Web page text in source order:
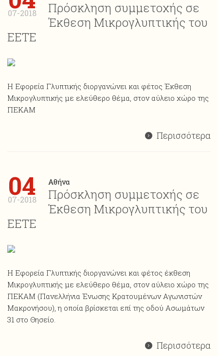
07-2018
Πρόσκληση συμμετοχής σε
Έκθεση Μικρογλυπτικής του
ΕΕΤΕ
Η Εφορεία Γλυπτικής διοργανώνει και φέτος Έκθεση
Mικρογλυπτικής με ελεύθερο θέμα, στον αύλειο χώρο της
ΠΕΚΑΜ
Περισσότερα
04
07-2018
Αθήνα
Πρόσκληση συμμετοχής σε
Έκθεση Μικρογλυπτικής του
ΕΕΤΕ
Η Εφορεία Γλυπτικής διοργανώνει και φέτος έκθεση
Mικρογλυπτικής με ελεύθερο θέμα, στον αύλειο χώρο της
ΠΕΚΑΜ (Πανελλήνια Ένωσης Κρατουμένων Αγωνιστών
Μακρονήσου), η οποία βρίσκεται επί της οδού Ασωμάτων
31 στο Θησείο.
Περισσότερα